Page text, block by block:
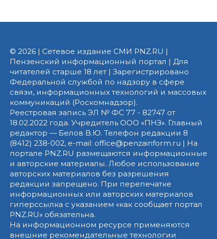
© 2026 | Сетевое издание СМИ PNZ.RU |
Пензенский информационный портал | Для
читателей старше 18 лет | Зарегистрировано
Федеральной службой по надзору в сфере
связи, информационных технологий и массовых
коммуникаций (Роскомнадзор).
Реестровая запись ЭЛ № ФС 77 - 82747 от
18.02.2022 года. Учредитель ООО «ПНЗ». Главный
редактор — Белов В.Ю. Телефон редакции 8
(8412) 238-002, e-mail: office@penzainform.ru | На
портале PNZ.RU размещаются информационные
и авторские материалы. Любое использование
авторских материалов без разрешения
редакции запрещено. При перепечатке
информационных или авторских материалов
гиперссылка с указанием «как сообщает портал
PNZ.RU» обязательна.
На информационном ресурсе применяются
внешние рекомендательные технологии